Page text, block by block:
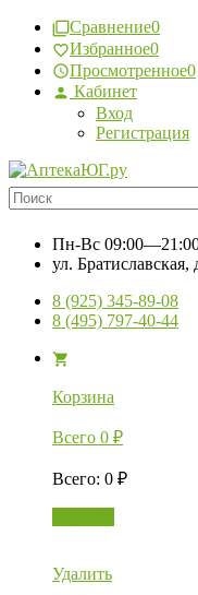
Сравнение0
Избранное0
Просмотренное0
Кабинет
Вход
Регистрация
Пн-Вс
ул. Братиславская,
8 (925) 345-89-08
8 (495) 797-40-44
Корзина
Всего 0 ₽
Всего: 0 ₽
Удалить